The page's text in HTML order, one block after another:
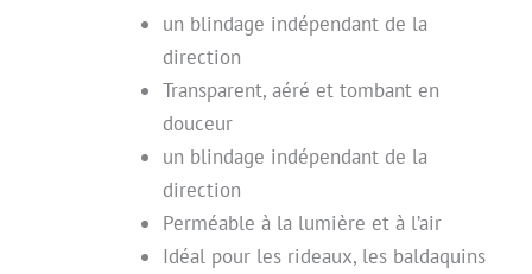
un blindage indépendant de la
direction
Transparent, aéré et tombant en
douceur
un blindage indépendant de la
direction
Perméable à la lumière et à l’air
Idéal pour les rideaux, les baldaquins